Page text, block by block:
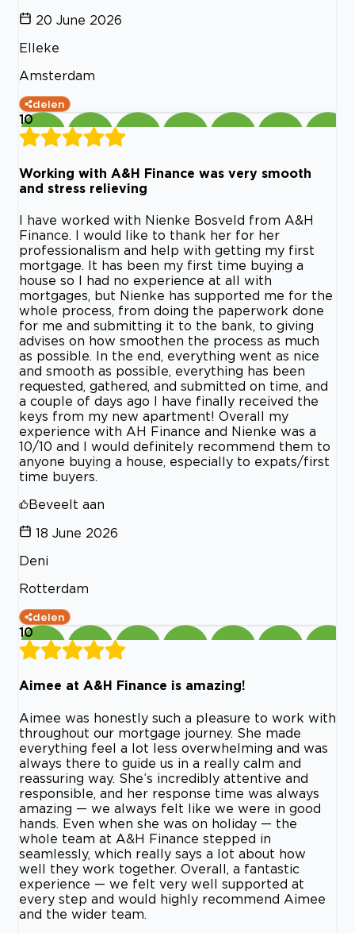
20 June 2026
Elleke
Amsterdam
delen
10
Working with A&H Finance was very smooth
and stress relieving
I have worked with Nienke Bosveld from A&H
Finance. I would like to thank her for her
professionalism and help with getting my first
mortgage. It has been my first time buying a
house so I had no experience at all with
mortgages, but Nienke has supported me for the
whole process, from doing the paperwork done
for me and submitting it to the bank, to giving
advises on how smoothen the process as much
as possible. In the end, everything went as nice
and smooth as possible, everything has been
requested, gathered, and submitted on time, and
a couple of days ago I have finally received the
keys from my new apartment! Overall my
experience with AH Finance and Nienke was a
10/10 and I would definitely recommend them to
anyone buying a house, especially to expats/first
time buyers.
Beveelt aan
18 June 2026
Deni
Rotterdam
delen
10
Aimee at A&H Finance is amazing!
Aimee was honestly such a pleasure to work with
throughout our mortgage journey. She made
everything feel a lot less overwhelming and was
always there to guide us in a really calm and
reassuring way. She’s incredibly attentive and
responsible, and her response time was always
amazing — we always felt like we were in good
hands. Even when she was on holiday — the
whole team at A&H Finance stepped in
seamlessly, which really says a lot about how
well they work together. Overall, a fantastic
experience — we felt very well supported at
every step and would highly recommend Aimee
and the wider team.